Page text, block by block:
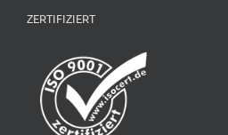
ZERTIFIZIERT